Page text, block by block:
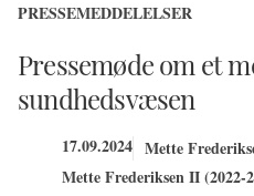
PRESSEMEDDELELSER
Pressemøde om et
sundhedsvæsen
17.09.2024 Mette
Mette Frederiksen II (2022-